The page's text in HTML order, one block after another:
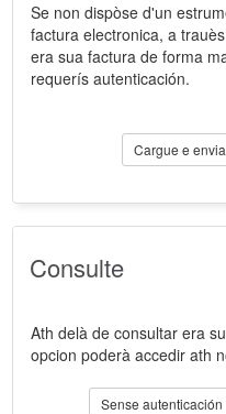
Se non dispòse d'un
factura electronica, a
era sua factura de forma
requerís autenticación.
Cargue e
Consulte
Ath delà de consultar era
opcion poderà accedir ath
Sense autenticación